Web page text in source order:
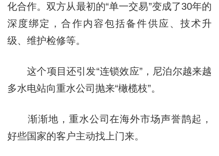
化合作。双方从最初的“单一交易”变成了30年的
深度绑定，合作内容包括备件供应、技术升
级、维护检修等。
这个项目还引发“连锁效应”，尼泊尔越来越
多水电站向重水公司抛来“橄榄枝”。
渐渐地，重水公司在海外市场声誉鹊起，
好些国家的客户主动找上门来。